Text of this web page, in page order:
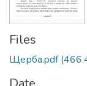
Files
Щерба.pdf